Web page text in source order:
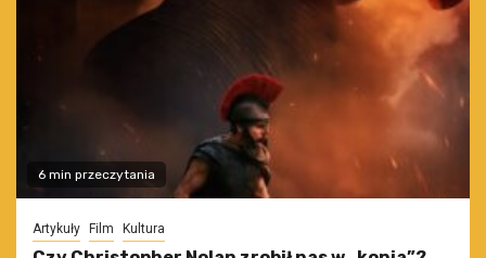
6 min przeczytania
Artykuły Film Kultura